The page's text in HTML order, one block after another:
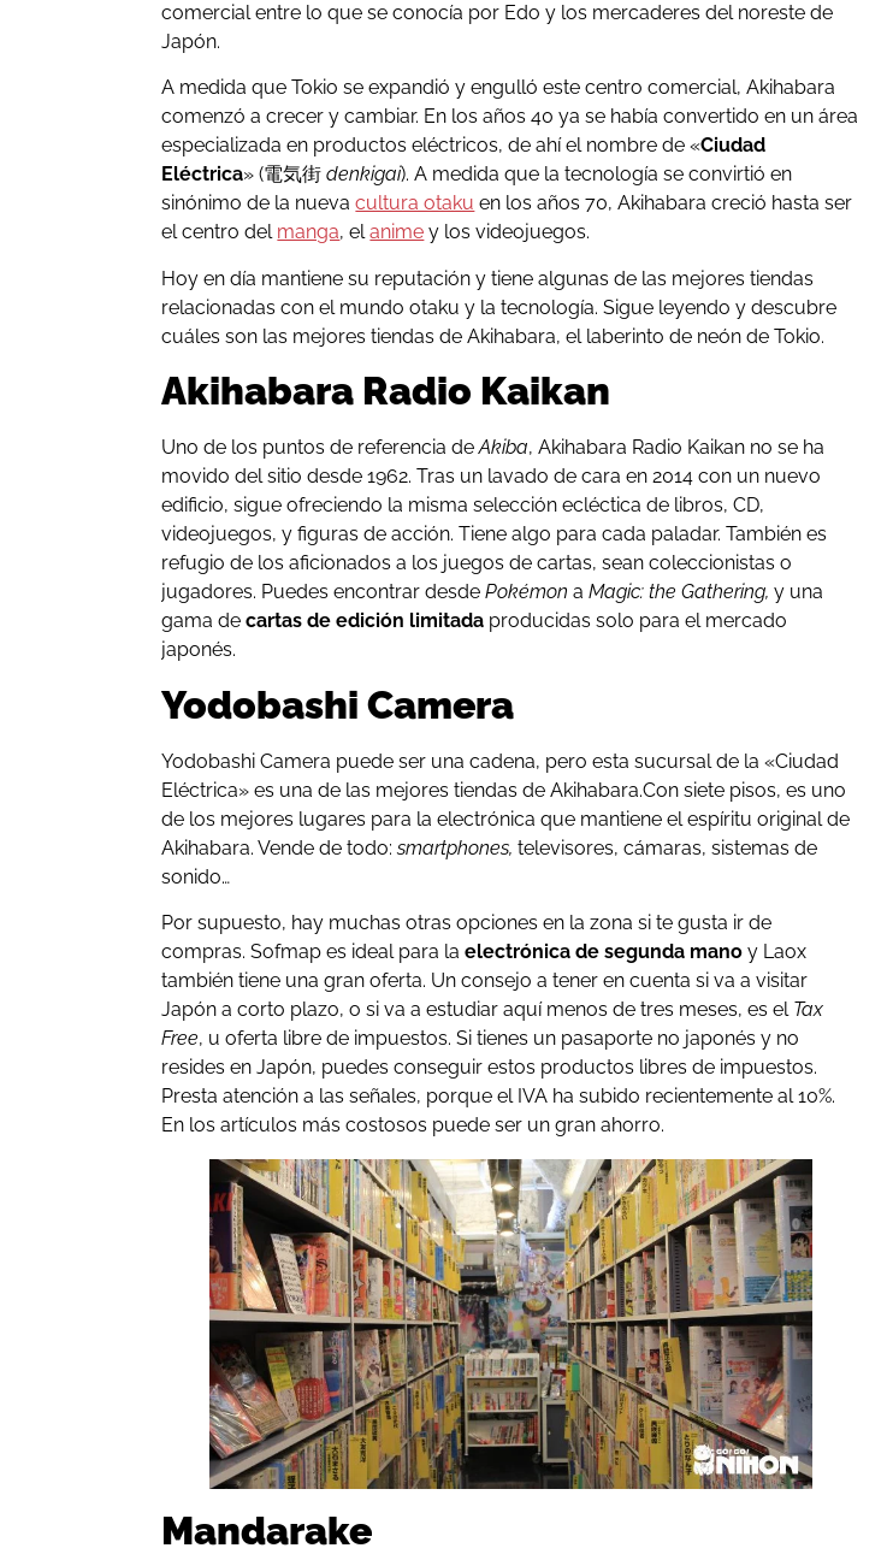
comercial entre lo que se conocía por Edo y los mercaderes del noreste de
Japón.
A medida que Tokio se expandió y engulló este centro comercial, Akihabara
comenzó a crecer y cambiar. En los años 40 ya se había convertido en un área
especializada en productos eléctricos, de ahí el nombre de «Ciudad
Eléctrica» (電気街denkigai). A medida que la tecnología se convirtió en
sinónimo de la nuevacultura otaku en los años 70, Akihabara creció hasta ser
el centro del manga, elanime y los videojuegos.
Hoy en día mantiene su reputación y tiene algunas de las mejores tiendas
relacionadas con el mundo otaku y la tecnología. Sigue leyendo y descubre
cuáles son las mejores tiendas de Akihabara, el laberinto de neón de Tokio.
Akihabara Radio Kaikan
Uno de los puntos de referencia deAkiba, Akihabara Radio Kaikan no se ha
movido del sitio desde 1962. Tras un lavado de cara en 2014 con un nuevo
edificio, sigue ofreciendo la misma selección ecléctica de libros, CD,
videojuegos, y figuras de acción. Tiene algo para cada paladar. También es
refugio de los aficionados a los juegos de cartas, sean coleccionistas o
jugadores. Puedes encontrar desdePokémon aMagic: the Gathering, y una
gama decartas de edición limitada producidas solo para el mercado
japonés.
Yodobashi Camera
Yodobashi Camera puede ser una cadena, pero esta sucursal de la «Ciudad
Eléctrica» es una de las mejores tiendas de Akihabara.Con siete pisos, es uno
de los mejores lugares para la electrónica que mantiene el espíritu original de
Akihabara. Vende de todo:smartphones, televisores, cámaras, sistemas de
sonido…
Por supuesto, hay muchas otras opciones en la zona si te gusta ir de
compras. Sofmap es ideal para laelectrónica de segunda mano y Laox
también tiene una gran oferta. Un consejo a tener en cuenta si va a visitar
Japón a corto plazo, o si va a estudiar aquí menos de tres meses, es el Tax
Free, u oferta libre de impuestos. Si tienes un pasaporte no japonés y no
resides en Japón, puedes conseguir estos productos libres de impuestos.
Presta atención a las señales, porque el IVA ha subido recientemente al 10%.
En los artículos más costosos puede ser un gran ahorro.
Mandarake